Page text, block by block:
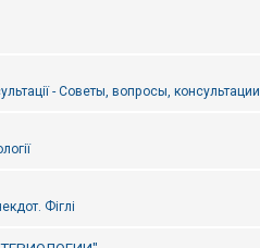
- Советы, вопросы, консультации
Фіглі